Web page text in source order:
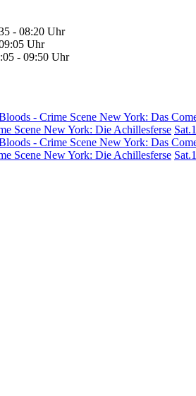
- 08:20 Uhr
Uhr
- 09:50 Uhr
- Crime Scene New York: Das
Scene New York: Die Achillesferse
- Crime Scene New York: Das
Scene New York: Die Achillesferse